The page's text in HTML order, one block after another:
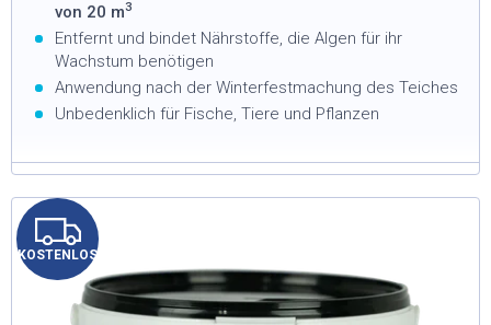
von 20 m3
Entfernt und bindet Nährstoffe, die Algen für ihr
Wachstum benötigen
Anwendung nach der Winterfestmachung des Teiches
Unbedenklich für Fische, Tiere und Pflanzen
K
O
KOSTENLOS